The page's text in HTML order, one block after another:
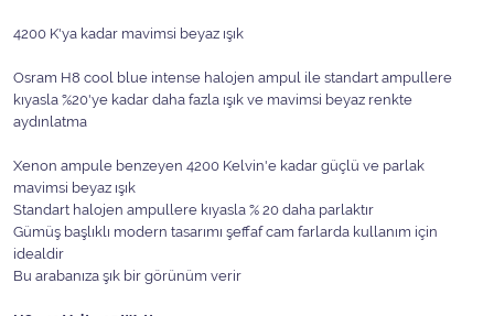
4200 K'ya kadar mavimsi beyaz ışık
Osram H8 cool blue intense halojen ampul ile standart ampullere
kıyasla %20'ye kadar daha fazla ışık ve mavimsi beyaz renkte
aydınlatma
Xenon ampule benzeyen 4200 Kelvin'e kadar güçlü ve parlak
mavimsi beyaz ışık
Standart halojen ampullere kıyasla % 20 daha parlaktır
Gümüş başlıklı modern tasarımı şeffaf cam farlarda kullanım için
idealdir
Bu arabanıza şık bir görünüm verir